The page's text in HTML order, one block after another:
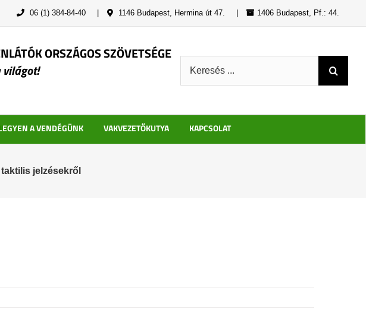
06 (1) 384-84-40 1146 Budapest, Hermina út 47. 1406 Budapest, Pf.: 44.
ORSZÁGOS SZÖVETSÉGE
A VENDÉGÜNK VAKVEZETŐKUTYA KAPCSOLAT
jelzésekről